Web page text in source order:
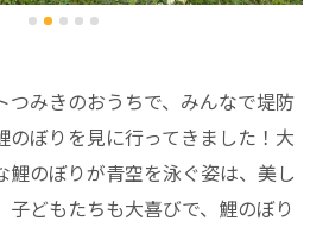
つみきのおうちで、みんなで堤防
のぼりを見に行ってきました！大
鯉のぼりが青空を泳ぐ姿は、美し
子どもたちも大喜びで、鯉のぼり